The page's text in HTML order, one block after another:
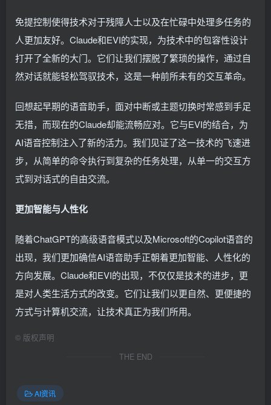
免提控制使得技术对于残障人士以及在忙碌中处理多任务的
人更加友好。Claude和EVI的实现，为技术中的包容性设计
打开了全新的大门。它们让我们摆脱了繁琐的操作，通过自
然对话就能轻松驾驭技术，这是一种前所未有的交互革命。
回想起早期的语音助手，面对中断或主题切换时常感到手足
无措，而现在的Claude却能流畅应对。它与EVI的结合，为
AI语音控制注入了新的活力。我们见证了这一技术的飞速进
步，从简单的命令执行到复杂的任务处理，从单一的交互方
式到对话式的自由交流。
更加智能与人性化
随着ChatGPT的高级语音模式以及Microsoft的Copilot语音的
出现，我们更加确信AI语音助手正朝着更加智能、人性化的
方向发展。Claude和EVI的出现，不仅仅是技术的进步，更
是对人类生活方式的改变。它们让我们以更自然、更便捷的
方式与计算机交流，让技术真正为我们所用。
© 版权声明
THE END
AI资讯